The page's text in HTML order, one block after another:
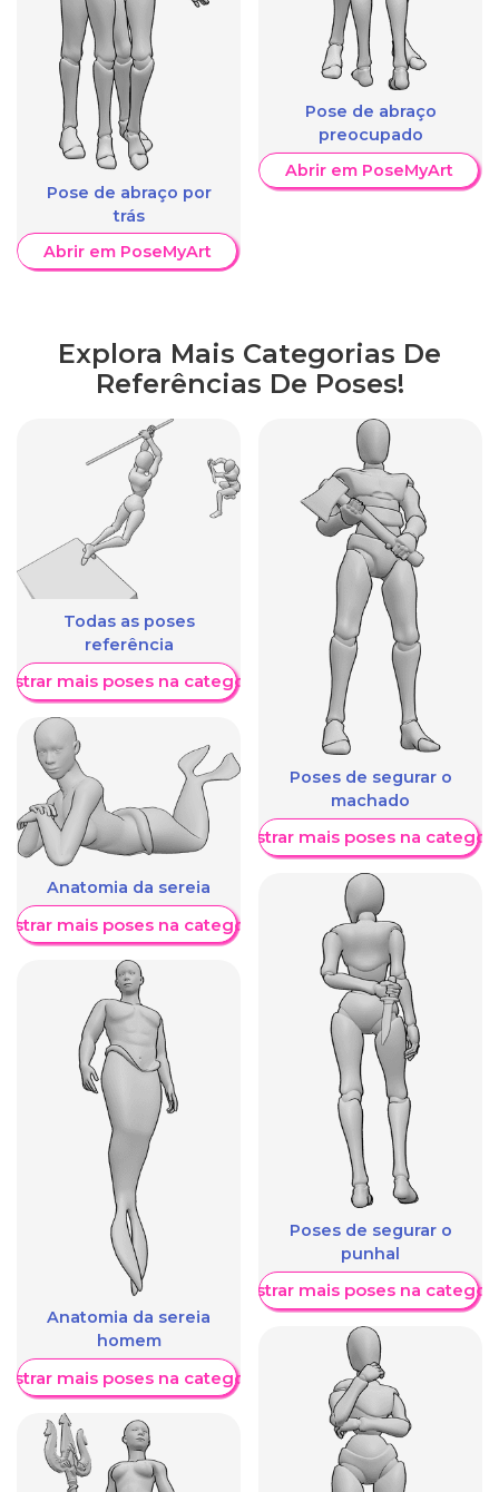
Pose de abraço por
trás
Abrir em PoseMyArt
Pose de abraço
preocupado
Abrir em PoseMyArt
Explora Mais Categorias De
Referências De Poses!
Todas as poses
referência
mais poses na categoria
Anatomia da sereia
mais poses na categoria
Anatomia da sereia
homem
mais poses na categoria
Poses de segurar o
machado
Mostrar mais poses na
Poses de segurar o
punhal
Mostrar mais poses na